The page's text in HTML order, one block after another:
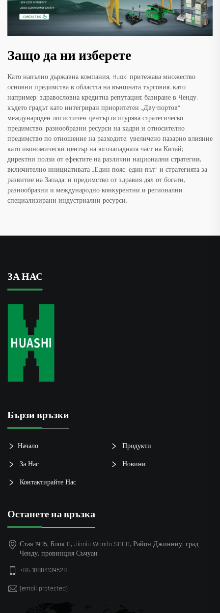
Защо да ни изберете
Като напълно държавна компания, Huaxi притежава множество
основни предимства в областта на външната търговия, като
например: здравословна кредитна репутация; базиране в Ченду,
където градът като интегриран приоритетен „Дву-портов“
международен логистичен център осигурява стратегическо
предимство; разнообразни ресурси на кадри и относително
предимство по отношение на разходите; увеличено пазарно влияние
като икономически център на югозападната част на Китай;
директни ползи от ефектите на различни национални стратегии,
включително инициативата „Един пояс, един път“ и стратегията за
развитие на Запада; и предимство от здравия дял от богати,
разнообразни и международно конкурентни и регионални
специализирани индустриални ресурси.
ЗА НАС
Бързи връзки
Начало Продукти
За Нас Новини
Контактирайте Нас
Останете на връзка
Стая 1905, Блок D, Jinniu Wanda SOHO, Район Джинниу, град
Ченду, провинция Съчуан
+86-18884139528
[email protected]